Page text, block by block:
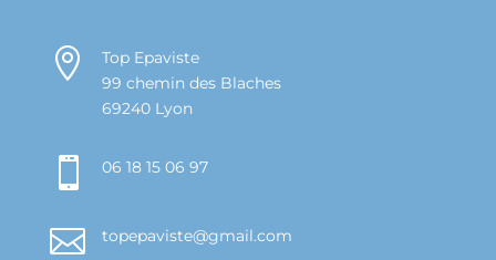

Top Epaviste
99 chemin des Blaches
69240 Lyon
 06 18 15 06 97
 topepaviste@gmail.com